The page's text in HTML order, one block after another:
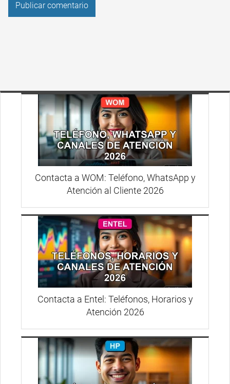
Contacta a WOM: Teléfono, WhatsApp y
Atención al Cliente 2026
Contacta a Entel: Teléfonos, Horarios y
Atención 2026